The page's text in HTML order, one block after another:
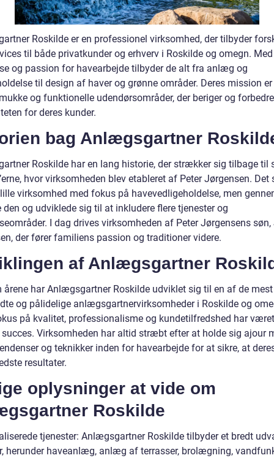
Roskilde er en professionel virksomhed, der tilbyder
til både privatkunder og erhverv i Roskilde og omegn.
og passion for havearbejde tilbyder de alt fra anlæg og
til design af haver og grønne områder. Deres mission
og funktionelle udendørsområder, der beriger og
for deres kunder.
bag Anlægsgartner
Roskilde har en lang historie, der strækker sig tilbage til
hvor virksomheden blev etableret af Peter Jørgensen. Det
virksomhed med fokus på havevedligeholdelse, men
den og udviklede sig til at inkludere flere tjenester og
I dag drives virksomheden af Peter Jørgensens
der fører familiens passion og traditioner videre.
af Anlægsgartner
årene har Anlægsgartner Roskilde udviklet sig til en af de mest
og pålidelige anlægsgartnervirksomheder i Roskilde og
på kvalitet, professionalisme og kundetilfredshed har
succes. Virksomheden har altid stræbt efter at holde sig ajour
og teknikker inden for havearbejde for at sikre, at
resultater.
oplysninger at vide om
Roskilde
tjenester: Anlægsgartner Roskilde tilbyder et bredt
herunder haveanlæg, anlæg af terrasser, brolægning,